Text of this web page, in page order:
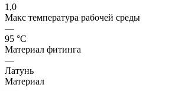
1,0
Макс температура рабочей среды
—
95 °С
Материал фитинга
—
Латунь
Материал